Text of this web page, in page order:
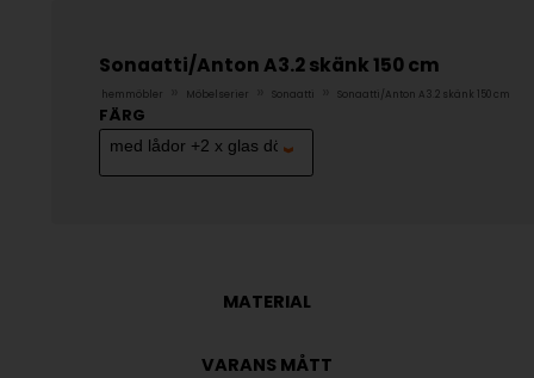
Sonaatti/Anton A3.2 skänk 150 cm
hemmöbler Möbelserier Sonaatti Sonaatti/Anton A3.2 skänk 150 cm
FÄRG
MATERIAL
VARANS MÅTT